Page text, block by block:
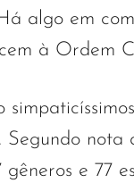
algo em
à Ordem
nota
e 77